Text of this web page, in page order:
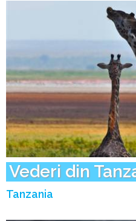
Vederi din
Tanzania